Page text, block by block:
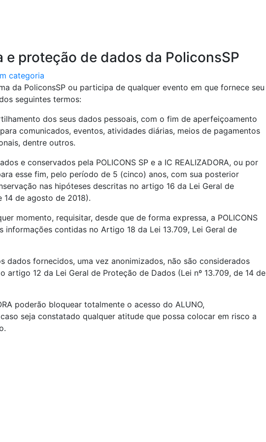
e proteção de dados da PoliconsSP
categoria
da PoliconsSP ou participa de qualquer evento em que fornece seu
seguintes termos:
dos seus dados pessoais, com o fim de aperfeiçoamento
comunicados, eventos, atividades diárias, meios de pagamentos
dentre outros.
e conservados pela POLICONS SP e a IC REALIZADORA, ou por
esse fim, pelo período de 5 (cinco) anos, com sua posterior
nas hipóteses descritas no artigo 16 da Lei Geral de
14 de agosto de 2018).
momento, requisitar, desde que de forma expressa, a POLICONS
informações contidas no Artigo 18 da Lei 13.709, Lei Geral de
dados fornecidos, uma vez anonimizados, não são considerados
artigo 12 da Lei Geral de Proteção de Dados (Lei nº 13.709, de 14 de
poderão bloquear totalmente o acesso do ALUNO,
seja constatado qualquer atitude que possa colocar em risco a